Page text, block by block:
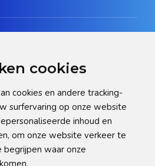
cookies
cookies en andere tracking-
surfervaring op onze website
inhoud en
om onze website verkeer te
begrijpen waar onze
instellingen aan